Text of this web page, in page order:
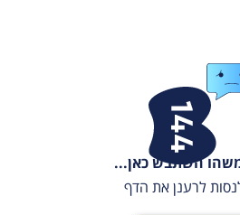
השתבש כאן...
לרענן את הדף